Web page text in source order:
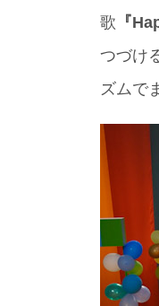
歌 『
つづけ
ズムで